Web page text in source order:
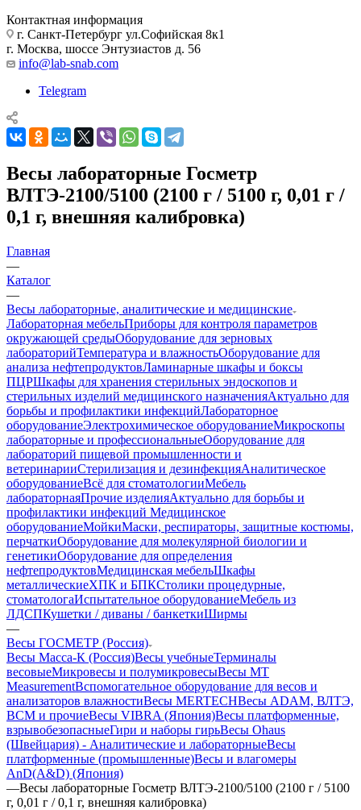
Контактная информация
г. Санкт-Петербург ул.Софийская 8к1
г. Москва, шоссе Энтузиастов д. 56
info@lab-snab.com
Telegram
Весы лабораторные Госметр
ВЛТЭ-2100/5100 (2100 г / 5100 г, 0,01 г /
0,1 г, внешняя калибровка)
Главная
—
Каталог
—
Весы лабораторные, аналитические и медицинские
Лабораторная мебельПриборы для контроля параметров
окружающей средыОборудование для зерновых
лабораторийТемпература и влажностьОборудование для
анализа нефтепродуктовЛаминарные шкафы и боксы
ПЦРШкафы для хранения стерильных эндоскопов и
стерильных изделий медицинского назначенияАктуально для
борьбы и профилактики инфекцийЛабораторное
оборудованиеЭлектрохимическое оборудованиеМикроскопы
лабораторные и профессиональныеОборудование для
лабораторий пищевой промышленности и
ветеринарииСтерилизация и дезинфекцияАналитическое
оборудованиеВсё для стоматологииМебель
лабораторнаяПрочие изделияАктуально для борьбы и
профилактики инфекций Медицинское
оборудованиеМойкиМаски, респираторы, защитные костюмы,
перчаткиОборудование для молекулярной биологии и
генетикиОборудование для определения
нефтепродуктовМедицинская мебельШкафы
металлическиеХПК и БПКСтолики процедурные,
стоматологаИспытательное оборудованиеМебель из
ЛДСПКушетки / диваны / банкеткиШирмы
—
Весы ГОСМЕТР (Россия)
Весы Масса-К (Россия)Весы учебныеТерминалы
весовыеМикровесы и полумикровесыВесы MT
MeasurementВспомогательное оборудование для весов и
анализаторов влажностиВесы MERTECHВесы ADAM, ВЛТЭ,
BCM и прочиеВесы VIBRA (Япония)Весы платформенные,
взрывобезопасныеГири и наборы гирьВесы Ohaus
(Швейцария) - Аналитические и лабораторныеВесы
платформенные (промышленные)Весы и влагомеры
AnD(A&D) (Япония)
—Весы лабораторные Госметр ВЛТЭ-2100/5100 (2100 г / 5100
г, 0,01 г / 0,1 г, внешняя калибровка)